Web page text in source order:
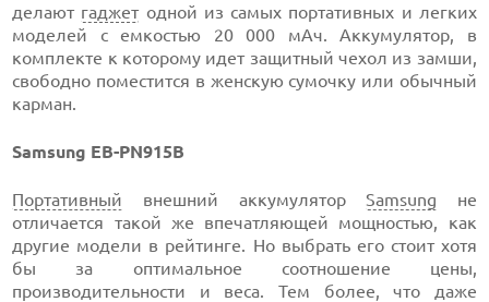
делают гаджетодной из самых портативных и легких
моделей с емкостью 20 000 мАч. Аккумулятор, в
комплекте к которому идет защитный чехол из замши,
свободно поместится в женскую сумочку или обычный
карман.
Samsung EB-PN915B
Портативный внешний аккумуляторSamsung не
отличается такой же впечатляющей мощностью, как
другие модели в рейтинге. Но выбрать его стоит хотя
бы за оптимальное соотношение цены,
производительности и веса. Тем более, что даже